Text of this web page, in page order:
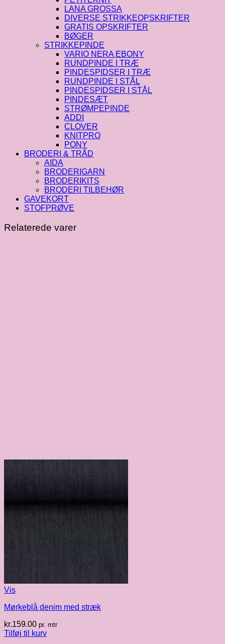
LANA GROSSA
DIVERSE STRIKKEOPSKRIFTER
GRATIS OPSKRIFTER
BØGER
STRIKKEPINDE
VARIO NERA EBONY
RUNDPINDE I TRÆ
PINDESPIDSER I TRÆ
RUNDPINDE I STÅL
PINDESPIDSER I STÅL
PINDESÆT
STRØMPEPINDE
ADDI
CLOVER
KNITPRO
PONY
BRODERI & TRÅD
AIDA
BRODERIGARN
BRODERIKITS
BRODERI TILBEHØR
GAVEKORT
STOFPRØVE
Relaterede varer
Vis
Mørkeblå denim med stræk
kr.159.00 pr. mtr
Tilføj til kurv